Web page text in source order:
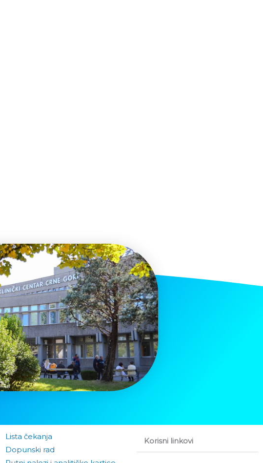
Lista čekanja
Dopunski rad
Korisni linkovi